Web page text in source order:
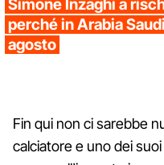
Simone Inzaghi a
perché in Arabia
agosto
Fin qui non ci sarebbe
calciatore e uno dei